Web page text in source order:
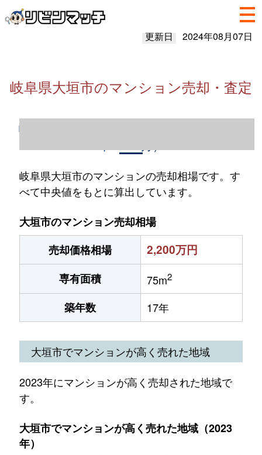
更新日 2024年08月07日
岐阜県大垣市のマンション売却・査定
岐阜県大垣市のマンション売却情報（2023
岐阜県大垣市のマンションの売却相場です。す
べて中央値をもとに算出しています。
大垣市のマンション売却相場
売却価格相場
2,200万円
専有面積 75m2
築年数 17年
大垣市でマンションが高く売れた地域
2023年にマンションが高く売却された地域で
す。
大垣市でマンションが高く売れた地域（2023
年）